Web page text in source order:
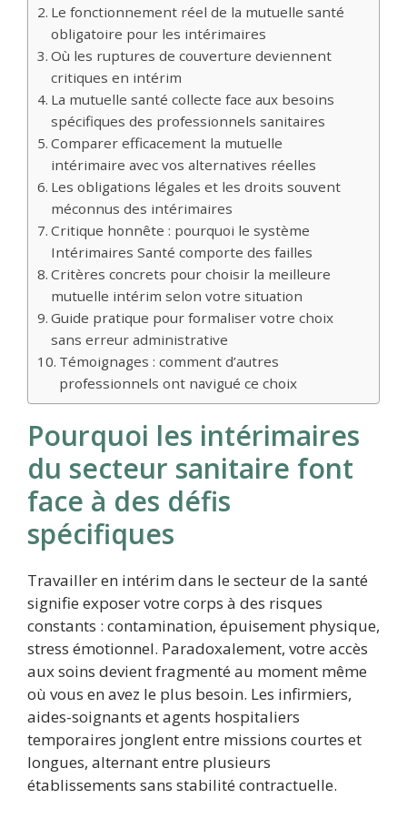
Le fonctionnement réel de la mutuelle santé
obligatoire pour les intérimaires
Où les ruptures de couverture deviennent
critiques en intérim
La mutuelle santé collecte face aux besoins
spécifiques des professionnels sanitaires
Comparer efficacement la mutuelle
intérimaire avec vos alternatives réelles
Les obligations légales et les droits souvent
méconnus des intérimaires
Critique honnête : pourquoi le système
Intérimaires Santé comporte des failles
Critères concrets pour choisir la meilleure
mutuelle intérim selon votre situation
Guide pratique pour formaliser votre choix
sans erreur administrative
Témoignages : comment d’autres
professionnels ont navigué ce choix
Pourquoi les intérimaires
du secteur sanitaire font
face à des défis
spécifiques
Travailler en intérim dans le secteur de la santé
signifie exposer votre corps à des risques
constants : contamination, épuisement physique,
stress émotionnel. Paradoxalement, votre accès
aux soins devient fragmenté au moment même
où vous en avez le plus besoin. Les infirmiers,
aides-soignants et agents hospitaliers
temporaires jonglent entre missions courtes et
longues, alternant entre plusieurs
établissements sans stabilité contractuelle.